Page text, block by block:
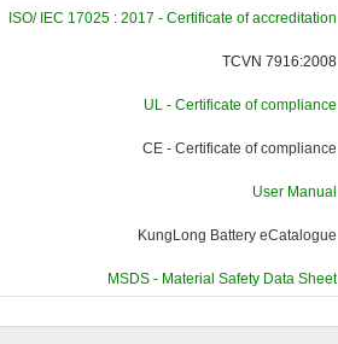
ISO/ IEC 17025 : 2017 - Certificate of accreditation
TCVN 7916:2008
UL - Certificate of compliance
CE - Certificate of compliance
User Manual
KungLong Battery eCatalogue
MSDS - Material Safety Data Sheet